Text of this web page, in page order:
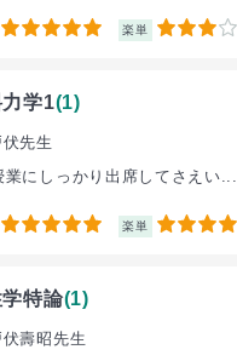
5 楽単 3
学1(1)
伏先生
業にしっかり出席してさえい...
5 楽単 5
特論(1)
伏壽昭先生